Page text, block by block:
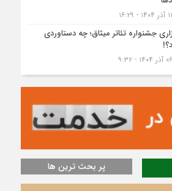
جشنواره تئاتر میثاق؛ چه دستاوردی
پر بحث ترین ها